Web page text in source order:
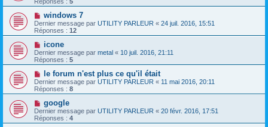
windows 7
Dernier message par UTILITY PARLEUR « 24 juil. 2016, 15:51
Réponses : 12
icone
Dernier message par metal « 10 juil. 2016, 21:11
Réponses : 5
le forum n'est plus ce qu'il était
Dernier message par UTILITY PARLEUR « 11 mai 2016, 20:11
Réponses : 8
google
Dernier message par UTILITY PARLEUR « 20 févr. 2016, 17:51
Réponses : 4